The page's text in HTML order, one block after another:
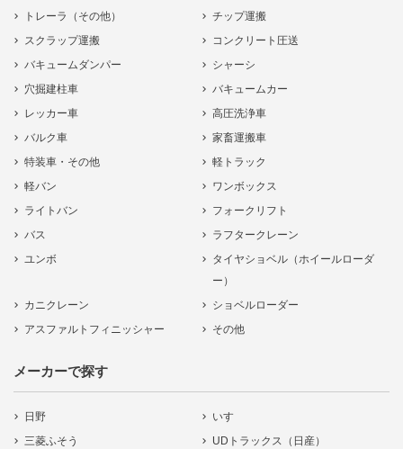
トレーラ（その他）
チップ運搬
スクラップ運搬
コンクリート圧送
バキュームダンパー
シャーシ
穴掘建柱車
バキュームカー
レッカー車
高圧洗浄車
バルク車
家畜運搬車
特装車・その他
軽トラック
軽バン
ワンボックス
ライトバン
フォークリフト
バス
ラフタークレーン
ユンボ
タイヤショベル（ホイールローダ
ー）
カニクレーン
ショベルローダー
アスファルトフィニッシャー
その他
メーカーで探す
日野
いすゞ
三菱ふそう
UDトラックス（日産）